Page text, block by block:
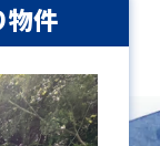
物件